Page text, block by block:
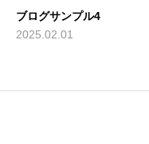
ブログサンプル4
2025.02.01